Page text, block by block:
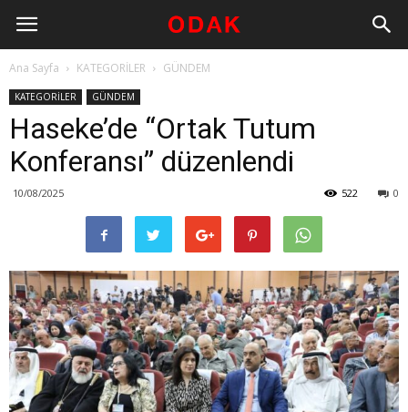
Ana Sayfa KATEGORİLER GÜNDEM
KATEGORİLER GÜNDEM
Haseke’de “Ortak Tutum
Konferansı” düzenlendi
10/08/2025 0
522